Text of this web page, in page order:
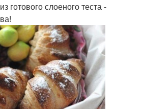
готового слоеного теста -